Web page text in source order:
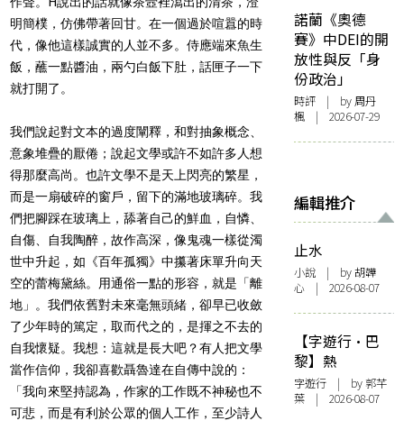
明簡樸，仿佛帶著回甘。在一個過於喧囂的時
代，像他這樣誠實的人並不多。侍應端來魚生
飯，蘸一點醬油，兩勺白飯下肚，話匣子一下
就打開了。
我們說起對文本的過度闡釋，和對抽象概念、
意象堆疊的厭倦；說起文學或許不如許多人想
得那麼高尚。也許文學不是天上閃亮的繁星，
而是一扇破碎的窗戶，留下的滿地玻璃碎。我
們把腳踩在玻璃上，舔著自己的鮮血，自憐、
自傷、自我陶醉，故作高深，像鬼魂一樣從濁
世中升起，如《百年孤獨》中攥著床單升向天
空的蕾梅黛絲。用通俗一點的形容，就是「離
地」。我們依舊對未來毫無頭緒，卻早已收斂
了少年時的篤定，取而代之的，是揮之不去的
自我懷疑。我想：這就是長大吧？有人把文學
當作信仰，我卻喜歡聶魯達在自傳中說的：
「我向來堅持認為，作家的工作既不神秘也不
可悲，而是有利於公眾的個人工作，至少詩人
諾蘭《奧德
賽》中DEI的開
放性與反「身
份政治」
時評 | by周丹
楓 | 2026-07-29
編輯推介
止水
小說 | by 胡韡
心 | 2026-08-07
【字遊行·巴
黎】熱
字遊行 | by 郭芊
葉 | 2026-08-07